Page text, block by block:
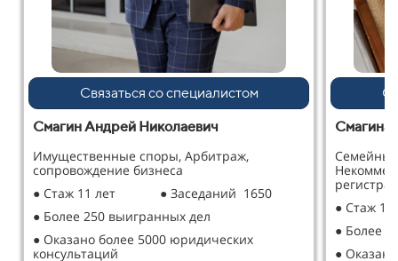
Связаться со специалистом
Смагин Андрей Николаевич
Имущественные споры, Арбитраж,
сопровождение бизнеса
● Стаж 11 лет
● Заседаний 1650
● Более 250 выигранных дел
● Оказано более 5000 юридических
консультаций
Смагина
● Стаж 12
● Более
●